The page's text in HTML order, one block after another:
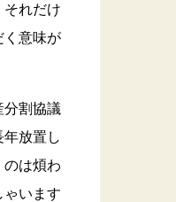
それだけ
く意味が
分割協議
放置し
のは煩わ
ゃいます